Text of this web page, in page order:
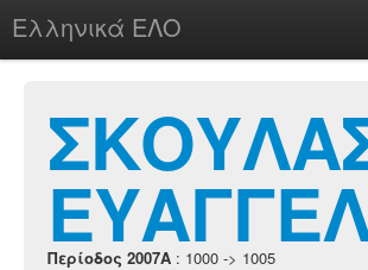
Ελληνικά ΕΛΟ
chesstu.be @ discord
Login
Περίοδος 2007A : 1000 -> 1005